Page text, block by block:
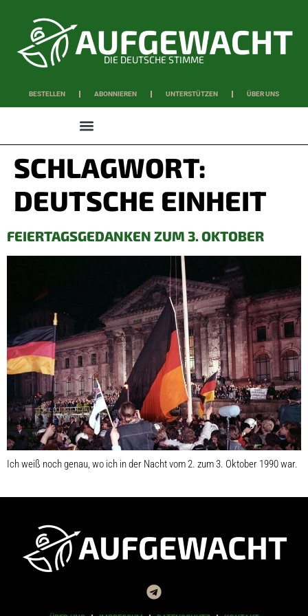
DIE DEUTSCHE STIMME
BESTELLEN ABONNIEREN UNTERSTÜTZEN ÜBER UNS
SCHLAGWORT:
DEUTSCHE EINHEIT
FEIERTAGSGEDANKEN ZUM 3. OKTOBER
Ich weiß noch genau, wo ich in der Nacht vom 2. zum 3. Oktober 1990 war.